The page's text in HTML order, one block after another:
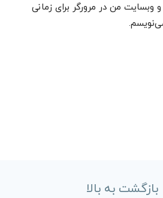
و وبسایت من در مرورگر برای زمانی
بازگشت به بالا